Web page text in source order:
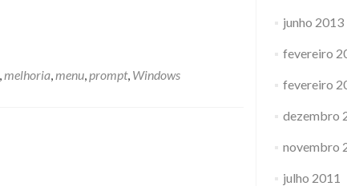
melhoria menu prompt, Windows
junho 2013
fevereiro
fevereiro
dezembro
novembro
julho 2011